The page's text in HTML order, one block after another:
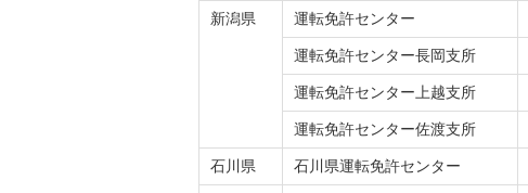
新潟県 運転免許センター
運転免許センター長岡支所
運転免許センター上越支所
運転免許センター佐渡支所
石川県 石川県運転免許センター